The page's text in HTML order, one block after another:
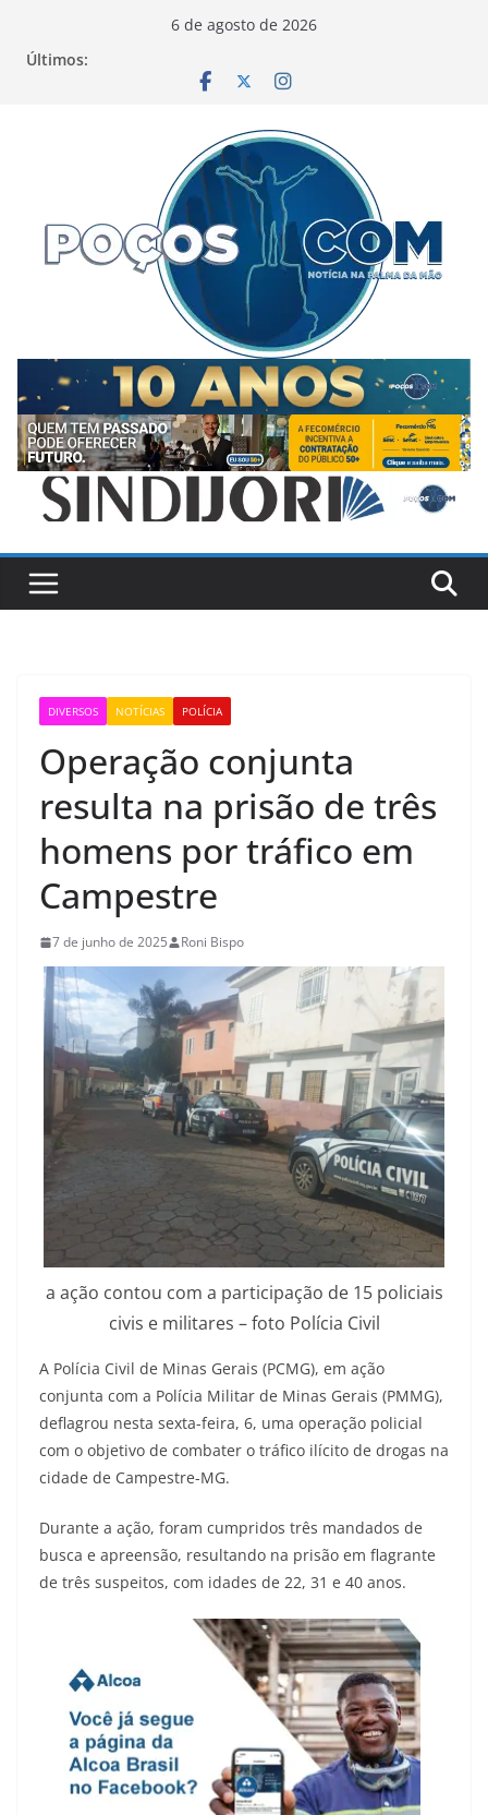
6 de agosto de 2026
Últimos:
DIVERSOS NOTÍCIAS POLÍCIA
Operação conjunta
resulta na prisão de três
homens por tráfico em
Campestre
7 de junho de 2025 Roni Bispo
a ação contou com a participação de 15 policiais
civis e militares – foto Polícia Civil
A Polícia Civil de Minas Gerais (PCMG), em ação
conjunta com a Polícia Militar de Minas Gerais (PMMG),
deflagrou nesta sexta-feira, 6, uma operação policial
com o objetivo de combater o tráfico ilícito de drogas na
cidade de Campestre-MG.
Durante a ação, foram cumpridos três mandados de
busca e apreensão, resultando na prisão em flagrante
de três suspeitos, com idades de 22, 31 e 40 anos.